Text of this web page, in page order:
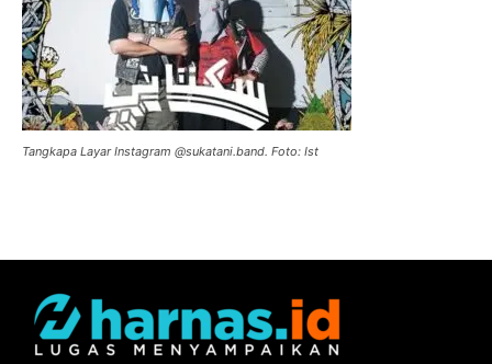
Tangkapa Layar Instagram @sukatani.band. Foto: Ist